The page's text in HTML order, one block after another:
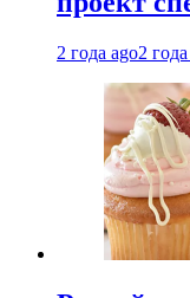
2 года ago2